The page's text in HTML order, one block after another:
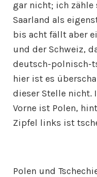
gar nicht; ich zähle
Saarland als
bis acht fällt aber
und der Schweiz,
deutsch-polnisch-
hier ist es
dieser Stelle nicht.
Vorne ist Polen,
Zipfel links ist
Polen und